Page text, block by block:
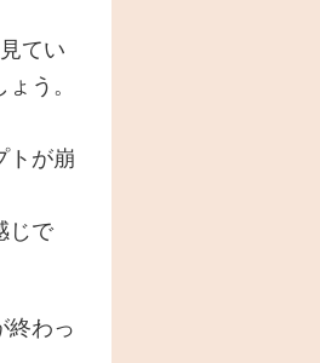
てい
う。
トが崩
じで
終わっ